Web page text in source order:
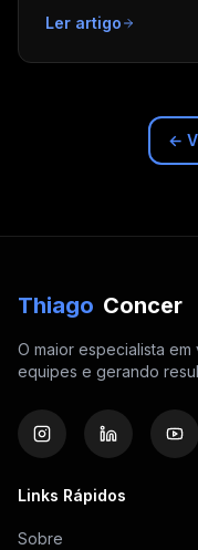
Ler artigo
←
Thiago Concer
O maior especialista
equipes e gerando
Links Rápidos
Sobre